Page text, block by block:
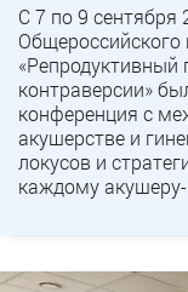
С 7 по 9 сентября
Общероссийского
«Репродуктивный
контраверсии»
конференция с
акушерстве и
локусов и
каждому акушеру-